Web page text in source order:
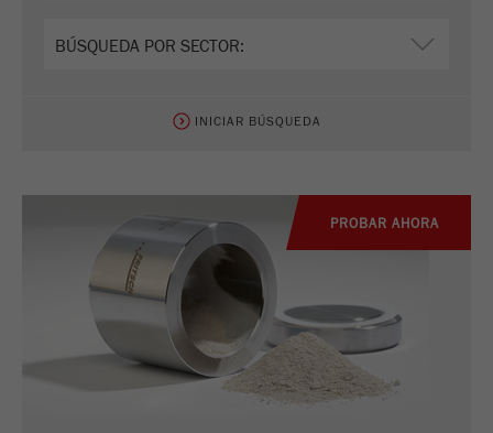
INICIAR BÚSQUEDA
PROBAR AHORA